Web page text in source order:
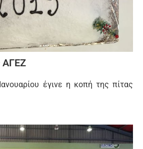
ΑΓΕΖ
έγινε η κοπή της πίτας